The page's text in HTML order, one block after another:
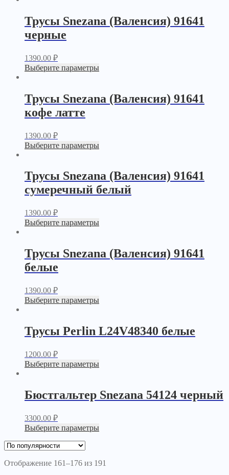
Трусы Snezana (Валенсия) 91641
черные
1390.00 ₽
Выберите параметры
Трусы Snezana (Валенсия) 91641
кофе латте
1390.00 ₽
Выберите параметры
Трусы Snezana (Валенсия) 91641
сумеречный белый
1390.00 ₽
Выберите параметры
Трусы Snezana (Валенсия) 91641
белые
1390.00 ₽
Выберите параметры
Трусы Perlin L24V48340 белые
1200.00 ₽
Выберите параметры
Бюстгальтер Snezana 54124 черный
3300.00 ₽
Выберите параметры
Отображение 161–176 из 191